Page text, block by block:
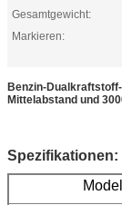
Gesamtgewicht:
Markieren:
Benzin-
Mittelabstand und
Spezifikationen:
Modell